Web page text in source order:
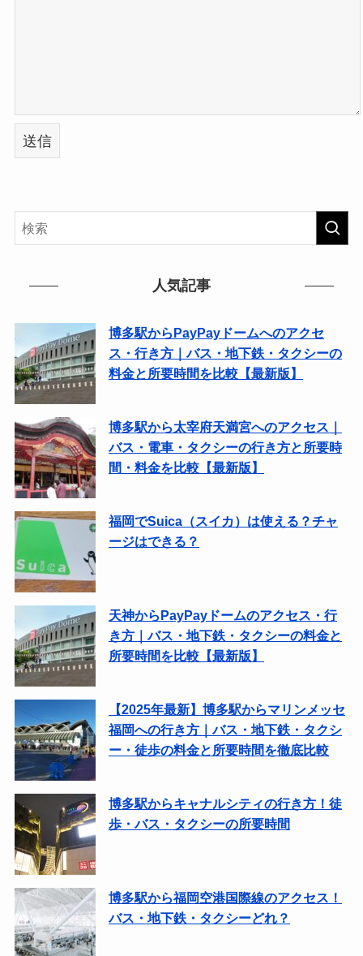
人気記事
博多駅からPayPayドームへのアクセ
ス・行き方｜バス・地下鉄・タクシーの
料金と所要時間を比較【最新版】
博多駅から太宰府天満宮へのアクセス｜
バス・電車・タクシーの行き方と所要時
間・料金を比較【最新版】
福岡でSuica（スイカ）は使える？チャ
ージはできる？
天神からPayPayドームのアクセス・行
き方｜バス・地下鉄・タクシーの料金と
所要時間を比較【最新版】
【2025年最新】博多駅からマリンメッセ
福岡への行き方｜バス・地下鉄・タクシ
ー・徒歩の料金と所要時間を徹底比較
博多駅からキャナルシティの行き方！徒
歩・バス・タクシーの所要時間
博多駅から福岡空港国際線のアクセス！
バス・地下鉄・タクシーどれ？